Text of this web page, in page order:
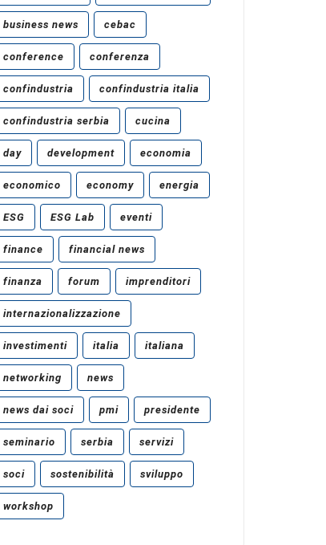
business news cebac
conference conferenza
confindustria confindustria italia
confindustria serbia cucina
day development economia
economico economy energia
ESG ESG Lab eventi
finance financial news
finanza forum imprenditori
internazionalizzazione
investimenti italia italiana
networking news
news dai soci pmi presidente
seminario serbia servizi
soci sostenibilità sviluppo
workshop